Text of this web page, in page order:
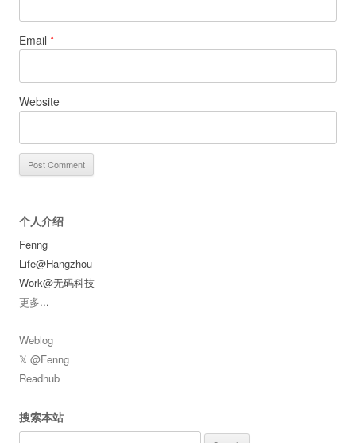
Email *
Website
个人介绍
Fenng
Life@Hangzhou
Work@无码科技
更多...
Weblog
𝕏 @Fenng
Readhub
搜索本站